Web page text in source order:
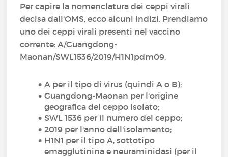
Per capire la nomenclatura dei ceppi virali
decisa dall'OMS, ecco alcuni indizi. Prendiamo
uno dei ceppi virali presenti nel vaccino
corrente: A/Guangdong-
Maonan/SWL1536/2019/H1N1pdm09.
A per il tipo di virus (quindi A o B);
Guangdong-Maonan per l'origine
geografica del ceppo isolato;
SWL 1536 per il numero del ceppo;
2019 per l'anno dell'isolamento;
H1N1 per il tipo A, sottotipo
emagglutinina e neuraminidasi (per il